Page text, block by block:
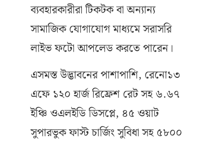
ব্যবহারকারীরা টিকটক বা অন্যান্য
সামাজিক যোগাযোগ মাধ্যমে সরাসরি
লাইভ ফটো আপলেড করতে পারেন।
এসমস্ত উদ্ভাবনের পাশাপাশি, রেনো১৩
এফে ১২০ হার্জ রিফ্রেশ রেট সহ ৬.৬৭
ইঞ্চি ওএলইডি ডিসপ্লে, ৪৫ ওয়াট
সুপারভুক ফাস্ট চার্জিং সুবিধা সহ ৫৮০০